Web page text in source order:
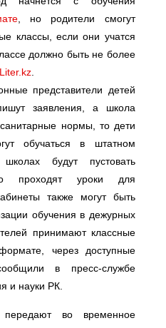
, но родители смогут
классы, если они учатся
должно быть не более
Liter.kz
представители детей
заявления, а школа
санитарные нормы, то дети
обучаться в штатном
будут пустовать
проходят уроки для
также могут быть
обучения в дежурных
принимают классные
через доступные
в пресс-службе
и науки РК.
во временное